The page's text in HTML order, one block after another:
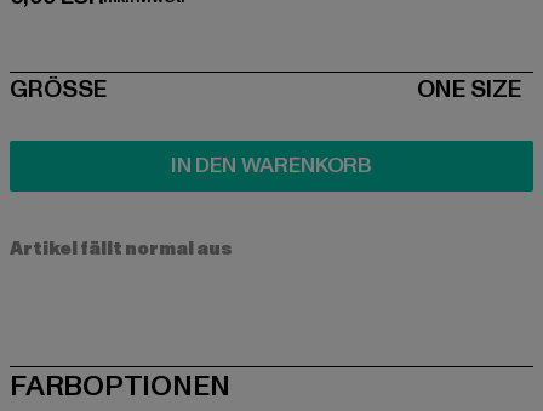
SIZE
GRÖSSE ONE SIZE
IN DEN WARENKORB
Artikel fällt normal aus
FARBOPTIONEN